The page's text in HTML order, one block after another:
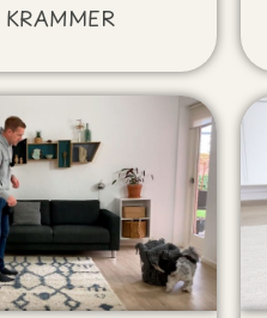
KRAMMER